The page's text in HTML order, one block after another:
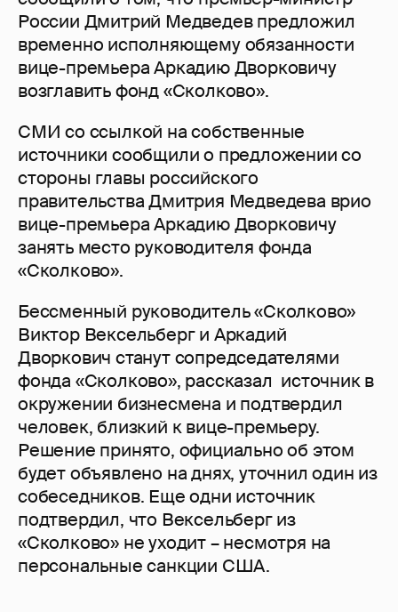
России Дмитрий Медведев предложил
временно исполняющему обязанности
вице-премьера Аркадию Дворковичу
возглавить фонд «Сколково».
СМИ со ссылкой на собственные
источники сообщили о предложении со
стороны главы российского
правительства Дмитрия Медведева врио
вице-премьера Аркадию Дворковичу
занять место руководителя фонда
«Сколково».
Бессменный руководитель «Сколково»
Виктор Вексельберг и Аркадий
Дворкович станут сопредседателями
фонда «Сколково», рассказал источник в
окружении бизнесмена и подтвердил
человек, близкий к вице-премьеру.
Решение принято, официально об этом
будет объявлено на днях, уточнил один из
собеседников. Еще одни источник
подтвердил, что Вексельберг из
«Сколково» не уходит – несмотря на
персональные санкции США.